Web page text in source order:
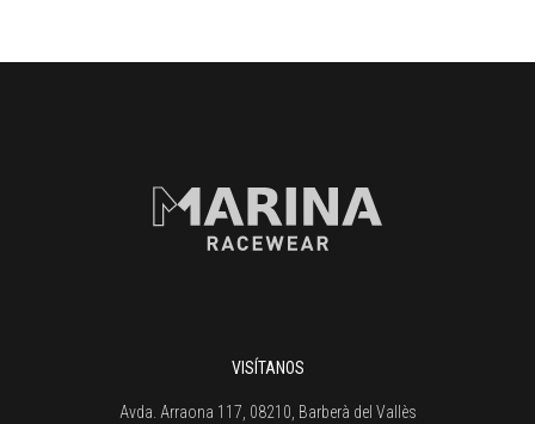
VISÍTANOS
Avda. Arraona 117, 08210, Barberà del Vallès